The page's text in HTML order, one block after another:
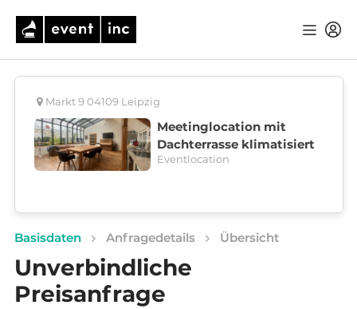
Markt 9 04109 Leipzig
Meetinglocation mit
Dachterrasse klimatisiert
Eventlocation
Basisdaten Anfragedetails Übersicht
Unverbindliche
Preisanfrage